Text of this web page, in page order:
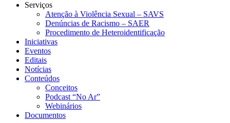
Serviços
Atenção à Violência Sexual – SAVS
Denúncias de Racismo – SAER
Procedimento de Heteroidentificação
Iniciativas
Eventos
Editais
Notícias
Conteúdos
Conceitos
Podcast “No Ar”
Webinários
Documentos